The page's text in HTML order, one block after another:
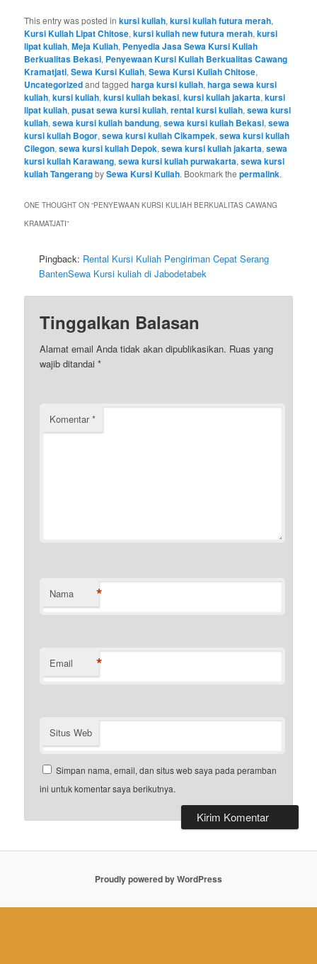
This entry was posted inkursi kuliah,kursi kuliah futura merah,
Kursi Kuliah Lipat Chitose,kursi kuliah new futura merah,kursi
lipat kuliah,Meja Kuliah, Penyedia Jasa Sewa Kursi Kuliah
Berkualitas Bekasi, Penyewaan Kursi Kuliah Berkualitas Cawang
Kramatjati,Sewa Kursi Kuliah,Sewa Kursi Kuliah Chitose,
Uncategorizedand taggedharga kursi kuliah,harga sewa kursi
kuliah,kursi kuliah,kursi kuliah bekasi,kursi kuliah jakarta,kursi
lipat kuliah,pusat sewa kursi kuliah,rental kursi kuliah,sewa kursi
kuliah,sewa kursi kuliah bandung,sewa kursi kuliah Bekasi,sewa
kursi kuliah Bogor,sewa kursi kuliah Cikampek,sewa kursi kuliah
Cilegon,sewa kursi kuliah Depok,sewa kursi kuliah jakarta,sewa
kursi kuliah Karawang,sewa kursi kuliah purwakarta,sewa kursi
kuliah TangerangbySewa Kursi Kuliah. Bookmark thepermalink.
ONE THOUGHT ON “PENYEWAAN KURSI KULIAH BERKUALITAS CAWANG
KRAMATJATI”
Pingback: Rental Kursi Kuliah Pengiriman Cepat Serang
BantenSewa Kursi kuliah di Jabodetabek
Tinggalkan Balasan
Alamat email Anda tidak akan dipublikasikan. Ruas yang
wajib ditandai*
Komentar*
Nama *
Email *
Situs Web
Simpan nama, email, dan situs web saya pada peramban
ini untuk komentar saya berikutnya.
Proudly powered by WordPress